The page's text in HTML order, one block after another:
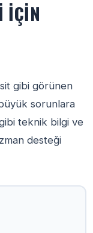
İÇIN
gibi görünen
sorunlara
teknik bilgi ve
desteği